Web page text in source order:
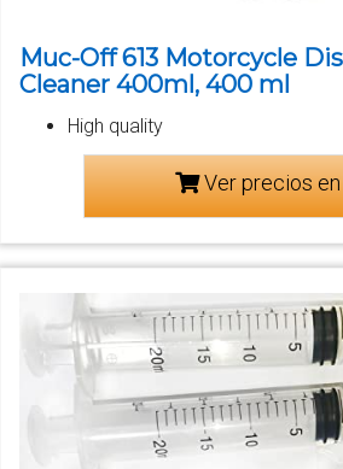
Muc-Off 613 Motorcycle
Cleaner 400ml, 400 ml
High quality
Ver precios